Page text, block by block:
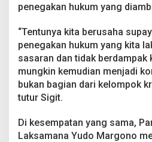
penegakan hukum yang
“Tentunya kita berusaha
penegakan hukum yang kita
sasaran dan tidak berdampak
mungkin kemudian menjadi
bukan bagian dari kelompok
tutur Sigit.
Di kesempatan yang sama,
Laksamana Yudo Margono